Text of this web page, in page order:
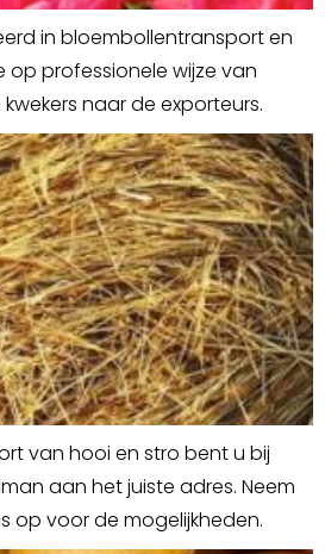
in bloembollentransport en
op professionele wijze van
naar de exporteurs.
van hooi en stro bent u bij
aan het juiste adres. Neem
op voor de mogelijkheden.